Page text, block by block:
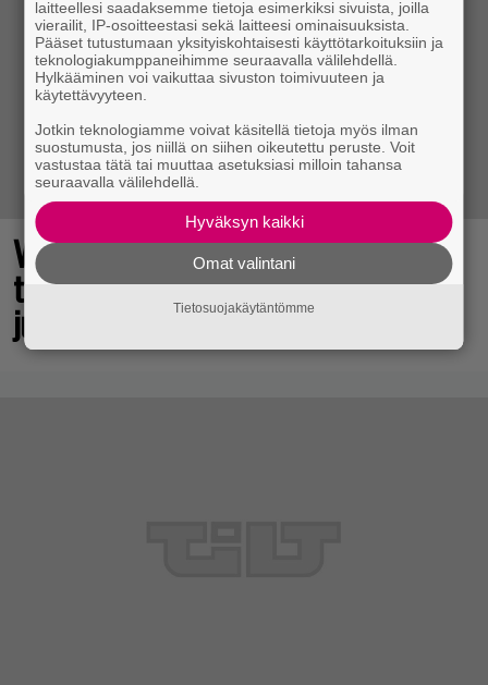
Vuonna 2018 nähdyn
toimintaroolipelin jatko-osa sai
julkaisupäivänsä
laitteellesi saadaksemme tietoja esimerkiksi sivuista, joilla
vierailit, IP-osoitteestasi sekä laitteesi ominaisuuksista.
Pääset tutustumaan yksityiskohtaisesti käyttötarkoituksiin ja
teknologiakumppaneihimme seuraavalla välilehdellä.
Hylkääminen voi vaikuttaa sivuston toimivuuteen ja
käytettävyyteen.
Jotkin teknologiamme voivat käsitellä tietoja myös ilman
suostumusta, jos niillä on siihen oikeutettu peruste. Voit
vastustaa tätä tai muuttaa asetuksiasi milloin tahansa
seuraavalla välilehdellä.
Hyväksyn kaikki
Omat valintani
Tietosuojakäytäntömme